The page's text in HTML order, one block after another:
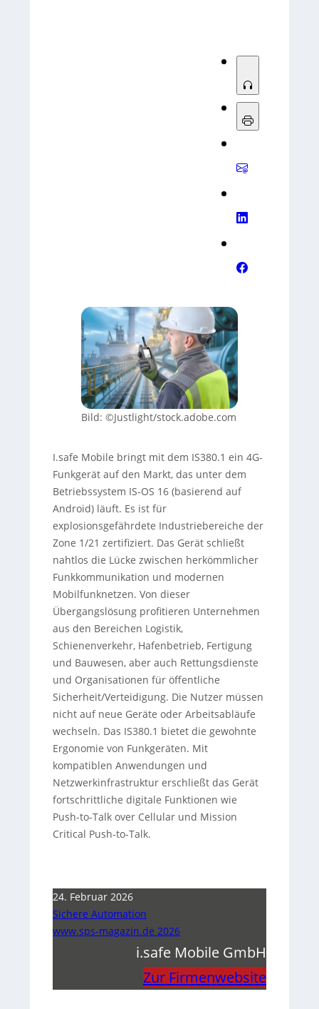
Bild: ©Justlight/stock.adobe.com
I.safe Mobile bringt mit dem IS380.1 ein 4G-
Funkgerät auf den Markt, das unter dem
Betriebssystem IS-OS 16 (basierend auf
Android) läuft. Es ist für
explosionsgefährdete Industriebereiche der
Zone 1/21 zertifiziert. Das Gerät schließt
nahtlos die Lücke zwischen herkömmlicher
Funkkommunikation und modernen
Mobilfunknetzen. Von dieser
Übergangslösung profitieren Unternehmen
aus den Bereichen Logistik,
Schienenverkehr, Hafenbetrieb, Fertigung
und Bauwesen, aber auch Rettungsdienste
und Organisationen für öffentliche
Sicherheit/Verteidigung. Die Nutzer müssen
nicht auf neue Geräte oder Arbeitsabläufe
wechseln. Das IS380.1 bietet die gewohnte
Ergonomie von Funkgeräten. Mit
kompatiblen Anwendungen und
Netzwerkinfrastruktur erschließt das Gerät
fortschrittliche digitale Funktionen wie
Push-to-Talk over Cellular und Mission
Critical Push-to-Talk.
24. Februar 2026
Sichere Automation
www.sps-magazin.de 2026
i.safe Mobile GmbH
Zur Firmenwebsite